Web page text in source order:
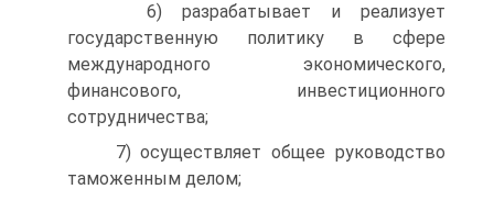
6) разрабатывает и реализует
государственную политику в сфере
международного экономического,
финансового, инвестиционного
сотрудничества;
7) осуществляет общее руководство
таможенным делом;